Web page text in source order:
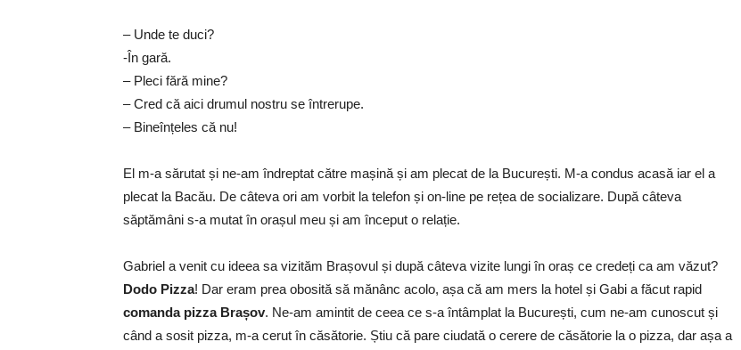
– Unde te duci?
-În gară.
– Pleci fără mine?
– Cred că aici drumul nostru se întrerupe.
– Bineînțeles că nu!
El m-a sărutat și ne-am îndreptat către mașină și am plecat de la București. M-a condus acasă iar el a
plecat la Bacău. De câteva ori am vorbit la telefon și on-line pe rețea de socializare. După câteva
săptămâni s-a mutat în orașul meu și am început o relație.
Gabriel a venit cu ideea sa vizităm Brașovul și după câteva vizite lungi în oraș ce credeți ca am văzut?
Dodo Pizza! Dar eram prea obosită să mănânc acolo, așa că am mers la hotel și Gabi a făcut rapid
comanda pizza Brașov. Ne-am amintit de ceea ce s-a întâmplat la București, cum ne-am cunoscut și
când a sosit pizza, m-a cerut în căsătorie. Știu că pare ciudată o cerere de căsătorie la o pizza, dar așa a